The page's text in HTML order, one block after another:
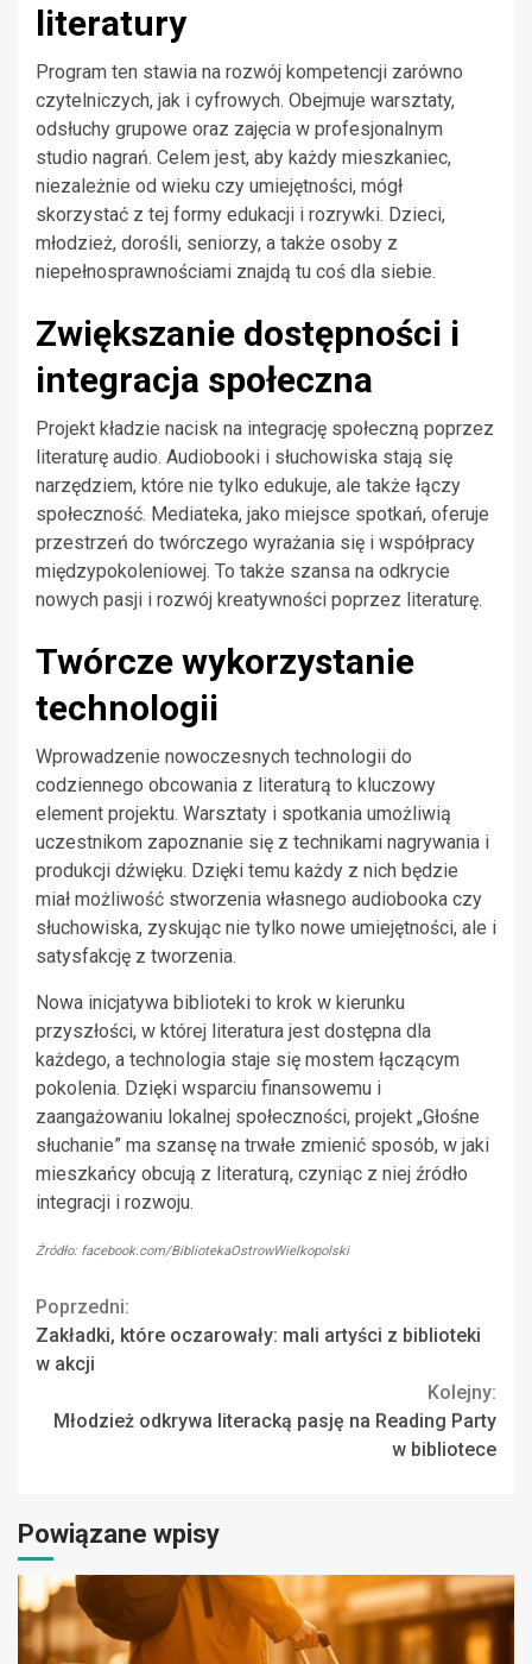
literatury
Program ten stawia na rozwój kompetencji zarówno
czytelniczych, jak i cyfrowych. Obejmuje warsztaty,
odsłuchy grupowe oraz zajęcia w profesjonalnym
studio nagrań. Celem jest, aby każdy mieszkaniec,
niezależnie od wieku czy umiejętności, mógł
skorzystać z tej formy edukacji i rozrywki. Dzieci,
młodzież, dorośli, seniorzy, a także osoby z
niepełnosprawnościami znajdą tu coś dla siebie.
Zwiększanie dostępności i
integracja społeczna
Projekt kładzie nacisk na integrację społeczną poprzez
literaturę audio. Audiobooki i słuchowiska stają się
narzędziem, które nie tylko edukuje, ale także łączy
społeczność. Mediateka, jako miejsce spotkań, oferuje
przestrzeń do twórczego wyrażania się i współpracy
międzypokoleniowej. To także szansa na odkrycie
nowych pasji i rozwój kreatywności poprzez literaturę.
Twórcze wykorzystanie
technologii
Wprowadzenie nowoczesnych technologii do
codziennego obcowania z literaturą to kluczowy
element projektu. Warsztaty i spotkania umożliwią
uczestnikom zapoznanie się z technikami nagrywania i
produkcji dźwięku. Dzięki temu każdy z nich będzie
miał możliwość stworzenia własnego audiobooka czy
słuchowiska, zyskując nie tylko nowe umiejętności, ale i
satysfakcję z tworzenia.
Nowa inicjatywa biblioteki to krok w kierunku
przyszłości, w której literatura jest dostępna dla
każdego, a technologia staje się mostem łączącym
pokolenia. Dzięki wsparciu finansowemu i
zaangażowaniu lokalnej społeczności, projekt „Głośne
słuchanie” ma szansę na trwałe zmienić sposób, w jaki
mieszkańcy obcują z literaturą, czyniąc z niej źródło
integracji i rozwoju.
Źródło: facebook.com/BibliotekaOstrowWielkopolski
Continue
Reading
Poprzedni:
Zakładki, które oczarowały: mali artyści z biblioteki
w akcji
Kolejny:
Młodzież odkrywa literacką pasję na Reading Party
w bibliotece
Powiązane wpisy